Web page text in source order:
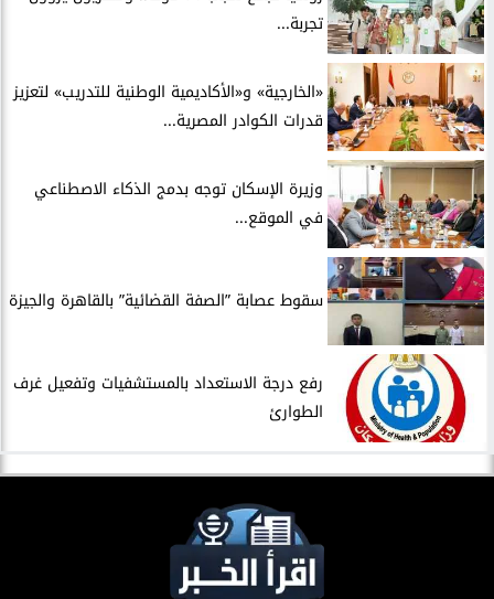
تجربة...
​«الخارجية» و«الأكاديمية الوطنية للتدريب» لتعزيز
قدرات الكوادر المصرية...
​وزيرة الإسكان توجه بدمج الذكاء الاصطناعي
في الموقع...
سقوط عصابة ”الصفة القضائية” بالقاهرة والجيزة
​رفع درجة الاستعداد بالمستشفيات وتفعيل غرف
الطوارئ